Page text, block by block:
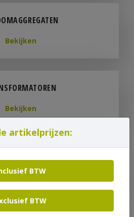
Bekijken
Bekijken
Bekijken
artikelprijzen:
BTW
BTW